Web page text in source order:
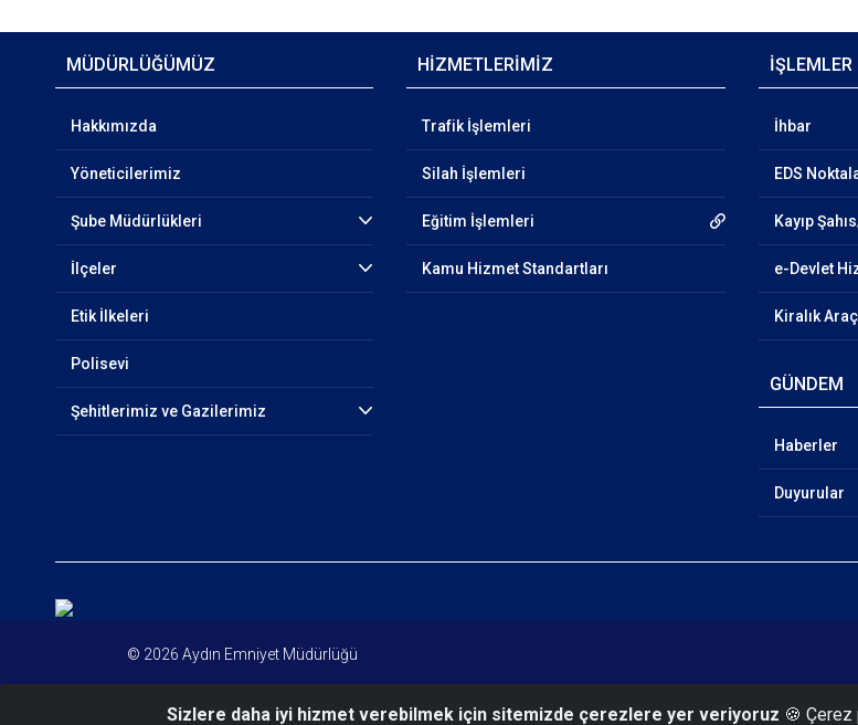
MÜDÜRLÜĞÜMÜZ
Hakkımızda
Yöneticilerimiz
Şube Müdürlükleri
İlçeler
Etik İlkeleri
Polisevi
Şehitlerimiz ve Gazilerimiz
HİZMETLERİMİZ
Trafik İşlemleri
Silah İşlemleri
Eğitim İşlemleri
Kamu Hizmet Standartları
İŞLEMLER
İhbar
EDS
Kayıp
e-Devlet
Kiralık
GÜNDEM
Haberler
Duyurular
© 2026 Aydın Emniyet Müdürlüğü
Sizlere daha iyi hizmet verebilmek için sitemizde çerezlere yer veriyoruz 🍪 Çerez